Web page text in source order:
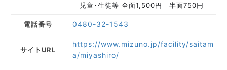
児童･生徒等 全面1,500円 半面750円
電話番号 0480-32-1543
サイトURL
https://www.mizuno.jp/facility/saitam
a/miyashiro/